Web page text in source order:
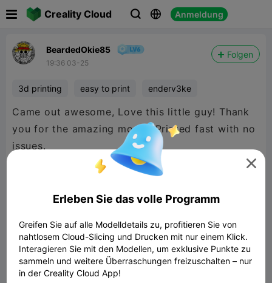
Creality Cloud   Anmeldung
BeardedOkie85
19:36 03-25
Folgen
3d printing easy to print enderv3ke
Came out awesome, Love this little guy! Thank
you for the amazing model! Printed fast with no
issues.

Erleben Sie das volle Programm
Greifen Sie auf alle Modelldetails zu, profitieren Sie von
nahtlosem Cloud-Slicing und Drucken mit nur einem Klick.
Interagieren Sie mit den Modellen, um exklusive Punkte zu
sammeln und weitere Überraschungen freizuschalten – nur
in der Creality Cloud App!